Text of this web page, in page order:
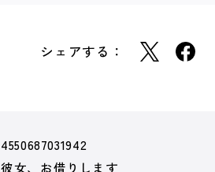
シェアする：
4550687031942
彼女、お借りします